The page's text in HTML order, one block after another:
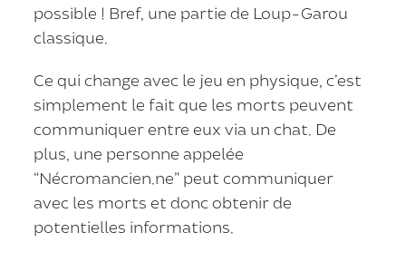
possible ! Bref, une partie de Loup-Garou
classique.
Ce qui change avec le jeu en physique, c’est
simplement le fait que les morts peuvent
communiquer entre eux via un chat. De
plus, une personne appelée
“Nécromancien.ne” peut communiquer
avec les morts et donc obtenir de
potentielles informations.